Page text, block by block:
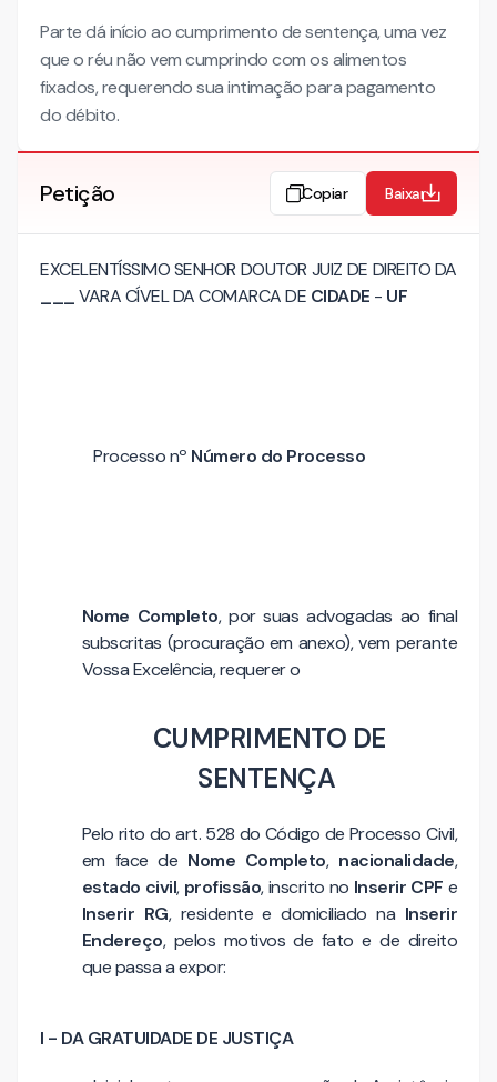
Parte dá início ao cumprimento de sentença, uma vez
que o réu não vem cumprindo com os alimentos
fixados, requerendo sua intimação para pagamento
do débito.
Petição Copiar Baixar
EXCELENTÍSSIMO SENHOR DOUTOR JUIZ DE DIREITO DA
VARA CÍVEL DA COMARCA DE CIDADE - UF
Processo nº Número do Processo
Nome Completo, por suas advogadas ao final
subscritas (procuração em anexo), vem perante
Vossa Excelência, requerer o
CUMPRIMENTO DE
SENTENÇA
Pelo rito do art. 528 do Código de Processo Civil,
em face de Nome Completo, nacionalidade,
estado civil, profissão, inscrito no Inserir CPF e
Inserir RG, residente e domiciliado na Inserir
Endereço, pelos motivos de fato e de direito
que passa a expor:
I - DA GRATUIDADE DE JUSTIÇA